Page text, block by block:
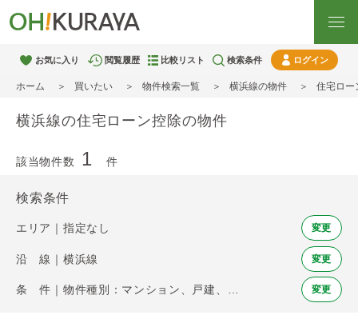
お気に入り 閲覧履歴 比較リスト 検索条件 ログイン
ホーム 買いたい 物件検索一覧 横浜線の物件 住宅ロー
横浜線の住宅ローン控除の物件
該当物件数 1 件
検索条件
エリア｜指定なし 変更
沿 線｜横浜線 変更
変更